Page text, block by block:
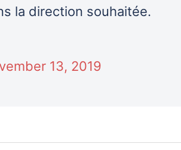
la direction souhaitée.
13, 2019